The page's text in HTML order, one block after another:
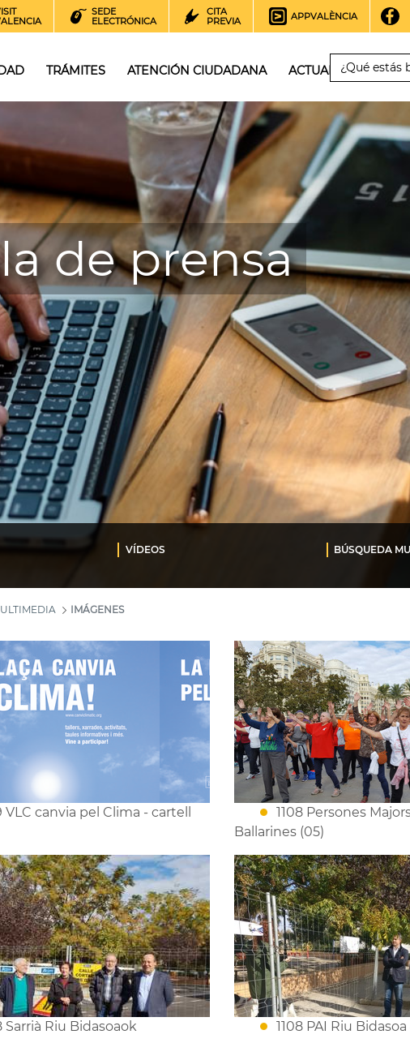
SEDE
ELECTRÓNICA
CITA
PREVIA
APPVALÈNCIA
TRÁMITES ATENCIÓN CIUDADANA ACTUALIDAD
de prensa
VÍDEOS BÚSQUEDA
IMÁGENES
VLC canvia pel Clima - cartell
1108 Persones
Ballarines (05)
Sarrià Riu Bidasoaok 1108 PAI Riu